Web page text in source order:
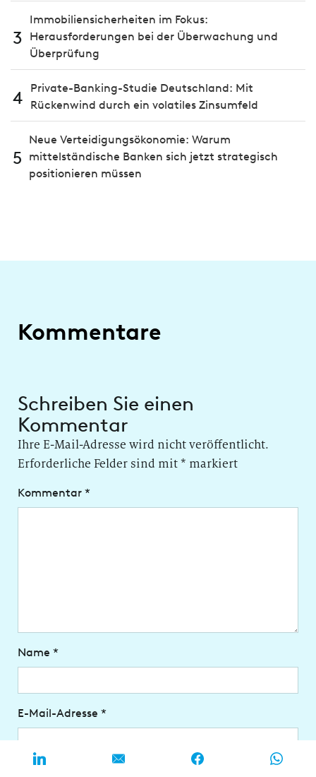
3
Immobiliensicherheiten im Fokus:
Herausforderungen bei der Überwachung und
Überprüfung
4
Private-Banking-Studie Deutschland: Mit
Rückenwind durch ein volatiles Zinsumfeld
5
Neue Verteidigungsökonomie: Warum
mittelständische Banken sich jetzt strategisch
positionieren müssen
Kommentare
Schreiben Sie einen
Kommentar
Ihre E-Mail-Adresse wird nicht veröffentlicht.
Erforderliche Felder sind mit* markiert
Kommentar *
Name *
E-Mail-Adresse *